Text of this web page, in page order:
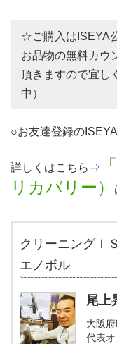
☆ご購入はISEYA
お品物の無料カウ
頂きますので宜し
中）
○お友達登録の
詳しくはこちら⇒
リカバリー）
クリーニングＩ
エノボル
尾上
大阪
代表